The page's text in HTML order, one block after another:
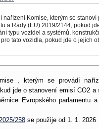
nařízení Komise, kterým se
a Rady (EU) 2019/2144, pokud
typu vozidel a systémů,
tato vozidla, pokud jde o jejich
, kterým se provádí
jde o stanovení emisí CO2
Evropského parlamentu
258 se použije od 1. 1. 2026